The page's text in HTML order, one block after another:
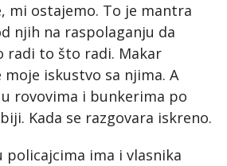
mi ostajemo. To je mantra
njih na raspolaganju da
radi to što radi. Makar
iskustvo sa njima. A
rovovima i bunkerima po
Kada se razgovara iskreno.
policajcima ima i vlasnika